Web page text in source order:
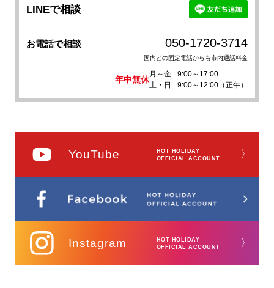
LINEで相談
お電話で相談 050-1720-3714
国内どの固定電話からも市内通話料金
年中無休
月～金
9:00～17:00
土・日
9:00～12:00（正午）
YouTube
HOT HOLIDAY
OFFICIAL ACCOUNT
〉
Instagram
HOT HOLIDAY
OFFICIAL ACCOUNT
〉